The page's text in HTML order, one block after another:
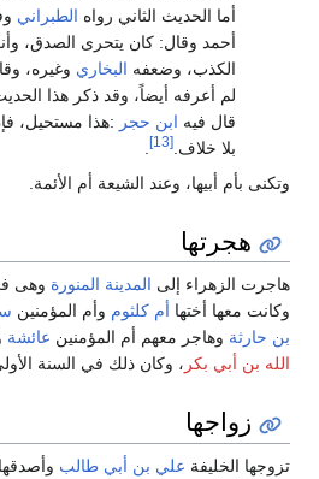
‏أما الحديث الثاني رواه الطبراني
أحمد وقال‏:‏ كان يتحرى الصدق،
الكذب، وضعفه البخاري وغيره،
لم أعرفه أيضاً، وقد ذكر هذا
قال فيه ابن حجر :هذا مستحيل،
بلا خلاف. [13]
.
وتكنى بأم أبيها، وعند الشيعة أم الأئمة.
هجرتها
هاجرت الزهراء إلى المدينة المنورة وهى
وكانت معها أختها أم كلثوم وأم المؤمنين
بن حارثة وهاجر معهم أم المؤمنين عائشة
الله بن أبي بكر ، وكان ذلك في السنة
زواجها
تزوجها الخليفة علي بن أبي طالب